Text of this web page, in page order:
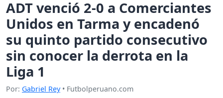
ADT venció 2-0 a Comerciantes
Unidos en Tarma y encadenó
su quinto partido consecutivo
sin conocer la derrota en la
Liga 1
Por: Gabriel Rey• Futbolperuano.com